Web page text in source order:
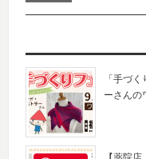
「手づ
ーさんの